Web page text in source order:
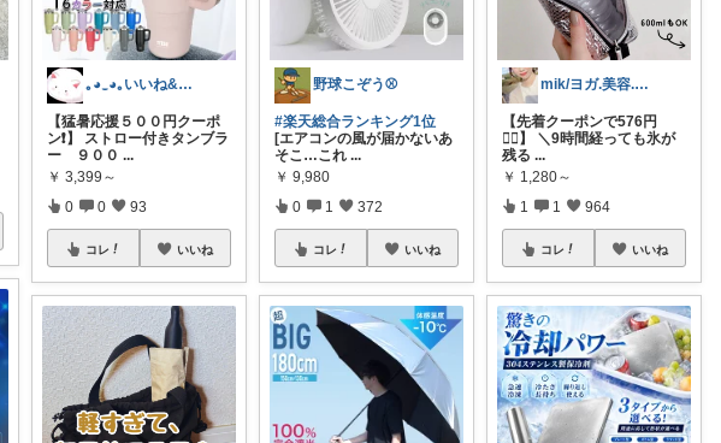
｡⁠◕⁠‿⁠◕⁠｡いいね&経由購入感謝♥
【猛暑応援５００円クーポ
ン❗】 ストロー付きタンブラ
ー ９００ ...
￥ 3,399～
0 0 93
コレ いいね
野球こぞう⚾️
#楽天総合ランキング1位
[エアコンの風が届かないあ
そこ…これ ...
￥ 9,980
0 1 372
コレ いいね
mik/ヨガ.美容.ファッション𓂃.✿
【先着クーポンで576円
❤️‍🔥】 ＼9時間経っても氷が
残る ...
￥ 1,280～
1 1 964
コレ いいね